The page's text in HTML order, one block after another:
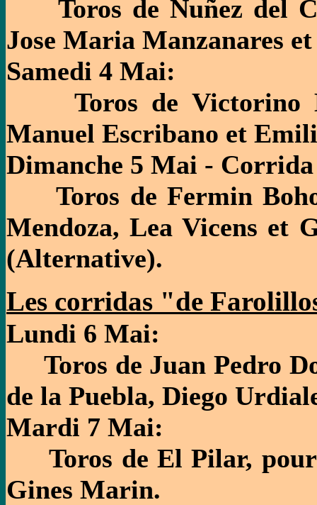
Toros de Nuñez del
Jose Maria Manzanares
Samedi 4 Mai:
Toros de Victorino
Manuel Escribano et
Dimanche 5 Mai - Corrida
Toros de Fermin
Mendoza, Lea Vicens et
(Alternative).
Les corridas "de
Lundi 6 Mai:
Toros de Juan Pedro
de la Puebla, Diego
Mardi 7 Mai:
Toros de El Pilar, pour
Gines Marin.